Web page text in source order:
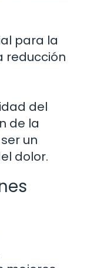
para la
reducción
del
de la
un
dolor.